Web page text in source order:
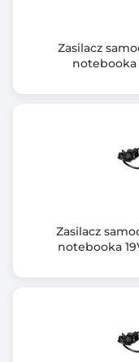
Waga (g)
rejestracji
Zabezpieczenia
Zestaw: zasilacz,
karta gwarancyjna
Gwarancja
Zasilacz
notebooka
Zasilacz
notebooka